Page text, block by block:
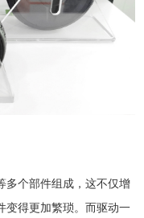
多个部件组成，这不仅增
变得更加繁琐。而驱动一